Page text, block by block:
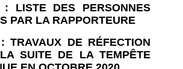
: LISTE DES PERSONNES
PAR LA RAPPORTEURE
: TRAVAUX DE RÉFECTION
SUITE DE LA TEMPÊTE